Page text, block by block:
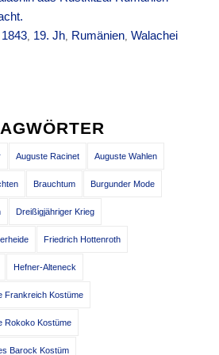
1843, 19. Jh, Rumänien,Walachei
Auguste Racinet Auguste Wahlen
Brauchtum Burgunder Mode
Dreißigjähriger Krieg
Friedrich Hottenroth
Hefner-Alteneck
Frankreich Kostüme
Rokoko Kostüme
Barock Kostüm